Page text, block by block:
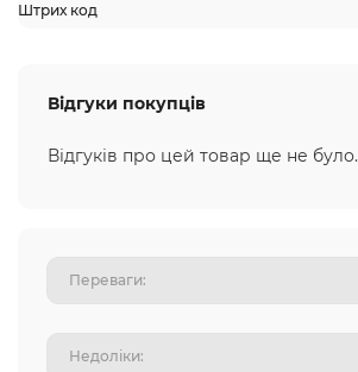
Штрих код
Відгуки покупців
Відгуків про цей товар ще не було.